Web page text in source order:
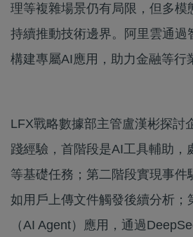
理等複雜場景仍有局限，但多模
持續推動技術邊界。阿里雲通過
構建專屬AI應用，助力金融等行
LFX戰略數據部主管盧漢彬探討
踐經驗，首階段是AI工具輔助，
等基礎任務；第二階段實現事件
如用戶上傳文件觸發後續分析；
（AI Agent）應用，通過